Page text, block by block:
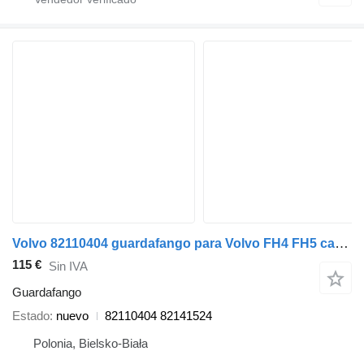
Volvo 82110404 guardafango para Volvo FH4 FH5 camión
115 € Sin IVA
Guardafango
Estado nuevo
82110404 82141524
Polonia, Bielsko-Biała